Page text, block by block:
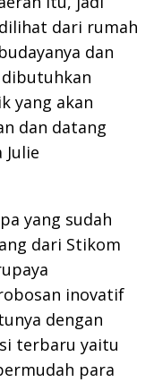
dari rumah
dan
yang akan
dan datang
Julie
yang sudah
dari Stikom
inovatif
dengan
terbaru yaitu
para